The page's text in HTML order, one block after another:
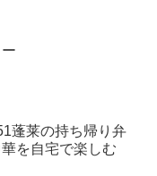
蓬莱の持ち帰り弁
を自宅で楽しむ